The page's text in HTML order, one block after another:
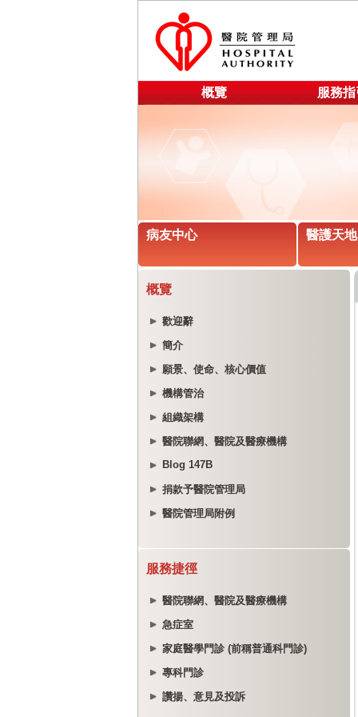
概覽 服務
病友中心 醫護天地
概覽
歡迎辭
簡介
願景、使命、核心價值
機構管治
組織架構
醫院聯網、醫院及醫療機構
Blog 147B
捐款予醫院管理局
醫院管理局附例
服務捷徑
醫院聯網、醫院及醫療機構
急症室
家庭醫學門診 (前稱普通科門診)
專科門診
讚揚、意見及投訴